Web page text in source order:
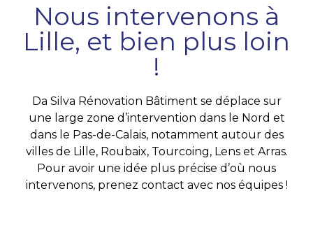
Nous intervenons à
Lille, et bien plus loin
!
Da Silva Rénovation Bâtiment se déplace sur
une large zone d’intervention dans le Nord et
dans le Pas-de-Calais, notamment autour des
villes de Lille, Roubaix, Tourcoing, Lens et Arras.
Pour avoir une idée plus précise d’où nous
intervenons, prenez contact avec nos équipes !